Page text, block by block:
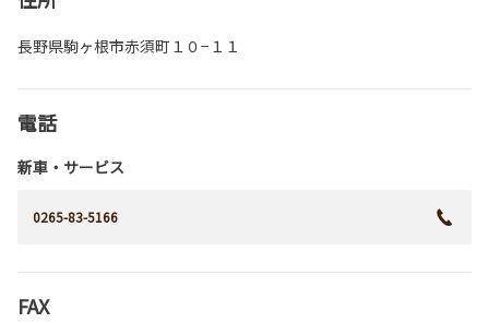
長野県駒ヶ根市赤須町１０−１１
電話
新車・サービス
0265-83-5166
FAX